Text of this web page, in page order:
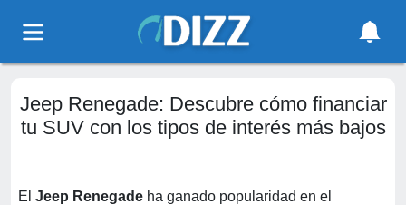
Jeep Renegade: Descubre cómo financiar
tu SUV con los tipos de interés más bajos
El Jeep Renegade ha ganado popularidad en el